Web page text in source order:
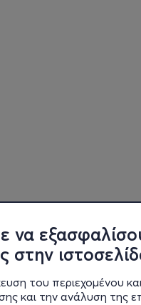
στην
του περιεχομένου
και την ανάλυση της